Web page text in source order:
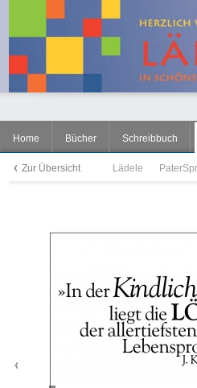
Home Bücher Schreibbuch
Zur Übersicht Lädele